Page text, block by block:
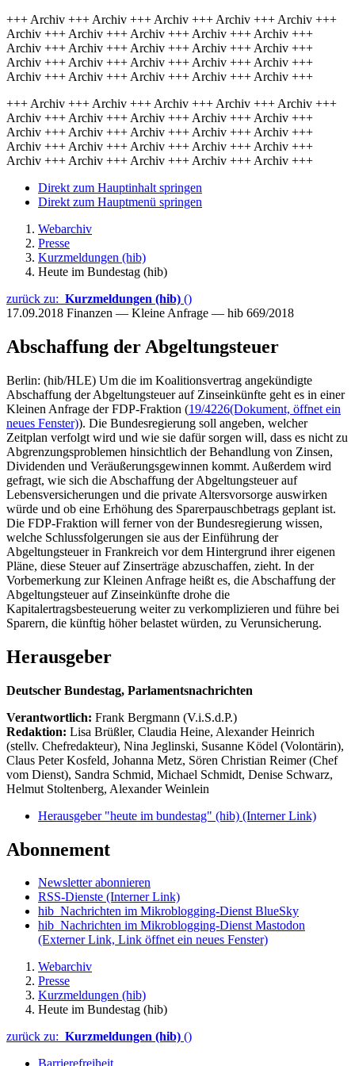
+++ Archiv +++ Archiv +++ Archiv +++ Archiv +++ Archiv +++
Archiv +++ Archiv +++ Archiv +++ Archiv +++ Archiv +++
Archiv +++ Archiv +++ Archiv +++ Archiv +++ Archiv +++
Archiv +++ Archiv +++ Archiv +++ Archiv +++ Archiv +++
Archiv +++ Archiv +++ Archiv +++ Archiv +++ Archiv +++
+++ Archiv +++ Archiv +++ Archiv +++ Archiv +++ Archiv +++
Archiv +++ Archiv +++ Archiv +++ Archiv +++ Archiv +++
Archiv +++ Archiv +++ Archiv +++ Archiv +++ Archiv +++
Archiv +++ Archiv +++ Archiv +++ Archiv +++ Archiv +++
Archiv +++ Archiv +++ Archiv +++ Archiv +++ Archiv +++
Direkt zum Hauptinhalt springen
Direkt zum Hauptmenü springen
Webarchiv
Presse
Kurzmeldungen (hib)
Heute im Bundestag (hib)
zurück zu: Kurzmeldungen (hib) ()
17.09.2018 Finanzen — Kleine Anfrage — hib 669/2018
Abschaffung der Abgeltungsteuer
Berlin: (hib/HLE) Um die im Koalitionsvertrag angekündigte
Abschaffung der Abgeltungsteuer auf Zinseinkünfte geht es in einer
Kleinen Anfrage der FDP-Fraktion (19/4226(Dokument, öffnet ein
neues Fenster)). Die Bundesregierung soll angeben, welcher
Zeitplan verfolgt wird und wie sie dafür sorgen will, dass es nicht zu
Abgrenzungsproblemen hinsichtlich der Behandlung von Zinsen,
Dividenden und Veräußerungsgewinnen kommt. Außerdem wird
gefragt, wie sich die Abschaffung der Abgeltungsteuer auf
Lebensversicherungen und die private Altersvorsorge auswirken
würde und ob eine Erhöhung des Sparerpauschbetrags geplant ist.
Die FDP-Fraktion will ferner von der Bundesregierung wissen,
welche Schlussfolgerungen sie aus der Einführung der
Abgeltungsteuer in Frankreich vor dem Hintergrund ihrer eigenen
Pläne, diese Steuer auf Zinserträge abzuschaffen, zieht. In der
Vorbemerkung zur Kleinen Anfrage heißt es, die Abschaffung der
Abgeltungsteuer auf Zinseinkünfte drohe die
Kapitalertragsbesteuerung weiter zu verkomplizieren und führe bei
Sparern, die künftig höher belastet würden, zu Verunsicherung.
Herausgeber
Deutscher Bundestag, Parlamentsnachrichten
Verantwortlich: Frank Bergmann (V.i.S.d.P.)
Redaktion: Lisa Brüßler, Claudia Heine, Alexander Heinrich
(stellv. Chefredakteur), Nina Jeglinski, Susanne Ködel (Volontärin),
Claus Peter Kosfeld, Johanna Metz, Sören Christian Reimer (Chef
vom Dienst), Sandra Schmid, Michael Schmidt, Denise Schwarz,
Helmut Stoltenberg, Alexander Weinlein
Herausgeber "heute im bundestag" (hib) (Interner Link)
Abonnement
Newsletter abonnieren
RSS-Dienste (Interner Link)
hib_Nachrichten im Mikroblogging-Dienst BlueSky
hib_Nachrichten im Mikroblogging-Dienst Mastodon
(Externer Link, Link öffnet ein neues Fenster)
Webarchiv
Presse
Kurzmeldungen (hib)
Heute im Bundestag (hib)
zurück zu: Kurzmeldungen (hib) ()